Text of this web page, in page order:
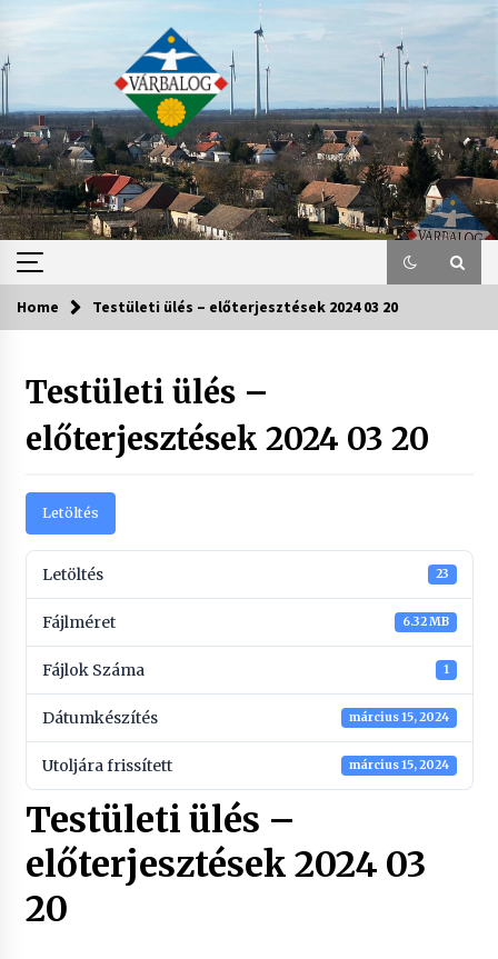
content
Home Testületi ülés – előterjesztések 2024 03 20
Testületi ülés –
előterjesztések 2024 03 20
Letöltés
Letöltés 23
Fájlméret 6.32 MB
Fájlok Száma 1
Dátumkészítés március 15, 2024
Utoljára frissített március 15, 2024
Testületi ülés –
előterjesztések 2024 03
20